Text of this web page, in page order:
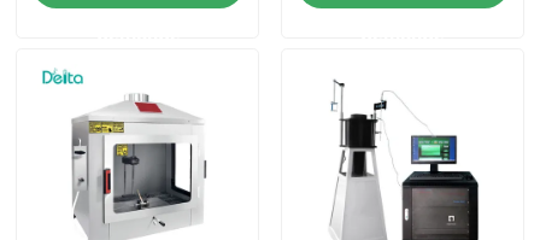
Équipement d'essai électrique
Matériel d'essai au feu
Équipement d'essai d'huile
charbon